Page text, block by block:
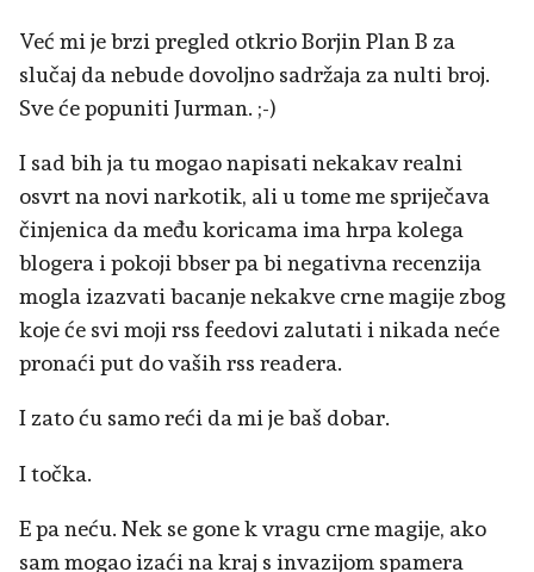
Već mi je brzi pregled otkrio Borjin Plan B za
slučaj da nebude dovoljno sadržaja za nulti broj.
Sve će popuniti Jurman. ;-)
I sad bih ja tu mogao napisati nekakav realni
osvrt na novi narkotik, ali u tome me spriječava
činjenica da među koricama ima hrpa kolega
blogera i pokoji bbser pa bi negativna recenzija
mogla izazvati bacanje nekakve crne magije zbog
koje će svi moji rss feedovi zalutati i nikada neće
pronaći put do vaših rss readera.
I zato ću samo reći da mi je baš dobar.
I točka.
E pa neću. Nek se gone k vragu crne magije, ako
sam mogao izaći na kraj s invazijom spamera